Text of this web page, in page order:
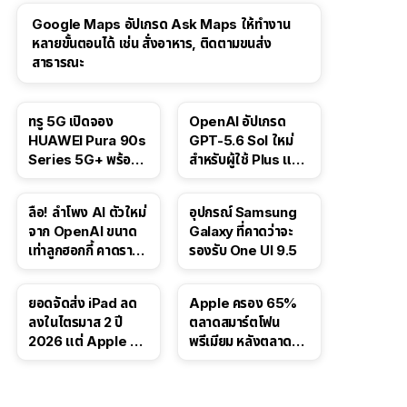
Google Maps อัปเกรด Ask Maps ให้ทำงาน
หลายขั้นตอนได้ เช่น สั่งอาหาร, ติดตามขนส่ง
สาธารณะ
ทรู 5G เปิดจอง
HUAWEI Pura 90s
Series 5G+ พร้อม
OpenAI อัปเกรด
GPT-5.6 Sol ใหม่
สำหรับผู้ใช้ Plus และ
ลือ! ลำโพง AI ตัวใหม่
จาก OpenAI ขนาด
เท่าลูกฮอกกี้ คาดราคา
อุปกรณ์ Samsung
Galaxy ที่คาดว่าจะ
รองรับ One UI 9.5
ยอดจัดส่ง iPad ลด
ลงในไตรมาส 2 ปี
2026 แต่ Apple ยัง
Apple ครอง 65%
ตลาดสมาร์ตโฟน
พรีเมียม หลังตลาดทำ